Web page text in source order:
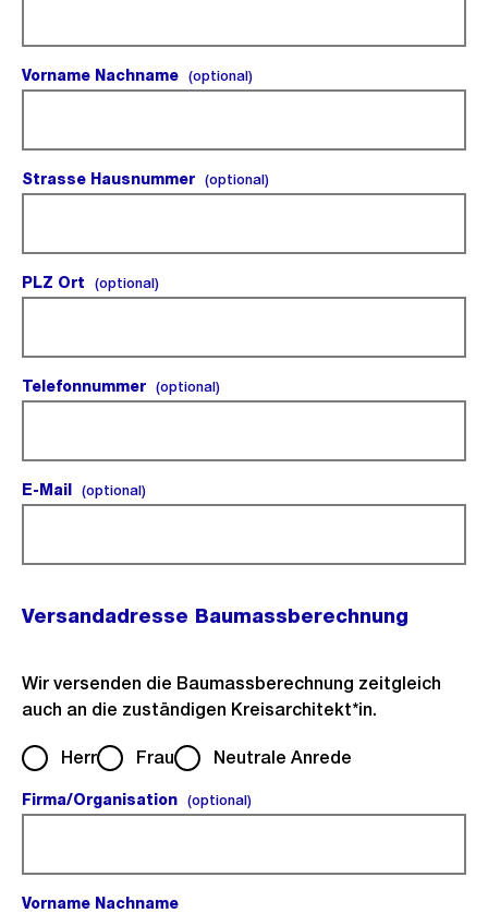
Vorname Nachname (optional)(optional).
Strasse Hausnummer (optional)(optional).
PLZ Ort (optional)(optional).
Telefonnummer (optional)(optional).
E-Mail (optional)(optional).
Versandadresse Baumassberechnung
Wir versenden die Baumassberechnung zeitgleich
auch an die zuständigen Kreisarchitekt*in.
Herr Frau Neutrale Anrede
Firma/Organisation (optional)(optional).
Vorname Nachname